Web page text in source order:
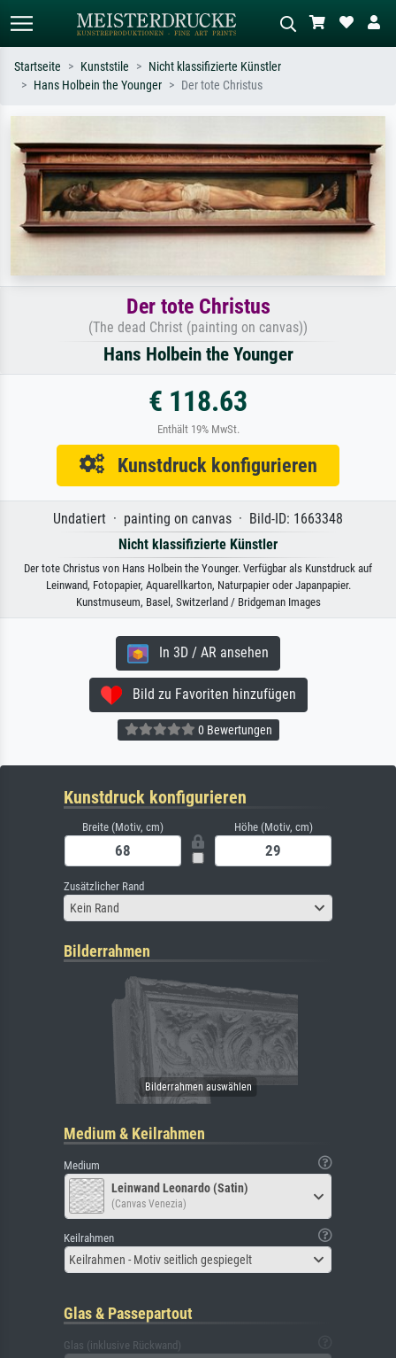
oder Stilen – z.B. Monet,
Sternennacht, Impressionismus, Welle
Hokusai, Akt.
Wiese, Abstrakt mit viel Rot, Dunkles
Ölgemälde, Stehender Akt neben einem
Baum.
Startseite Kunststile
Nicht klassifizierte Künstler
Hans Holbein the Younger
Der tote Christus
Der tote Christus
(The dead Christ (painting on canvas))
Hans Holbein the Younger
€ 118.63
Enthält 19% MwSt.
Kunstdruck konfigurieren
Undatiert · painting on canvas · Bild-ID: 1663348
Nicht klassifizierte Künstler
Der tote Christus von Hans Holbein the Younger. Verfügbar als Kunstdruck auf
Leinwand, Fotopapier, Aquarellkarton, Naturpapier oder Japanpapier.
Kunstmuseum, Basel, Switzerland / Bridgeman Images
In 3D / AR ansehen
Bild zu Favoriten hinzufügen
0 Bewertungen
Kunstdruck konfigurieren
Breite (Motiv, cm) Höhe (Motiv, cm)
Zusätzlicher Rand
Kein Rand
Bilderrahmen
Medium & Keilrahmen
Medium
Leinwand Leonardo (Satin)
(Canvas Venezia)
Keilrahmen
Keilrahmen - Motiv seitlich gespiegelt
Glas & Passepartout
Glas (inklusive Rückwand)